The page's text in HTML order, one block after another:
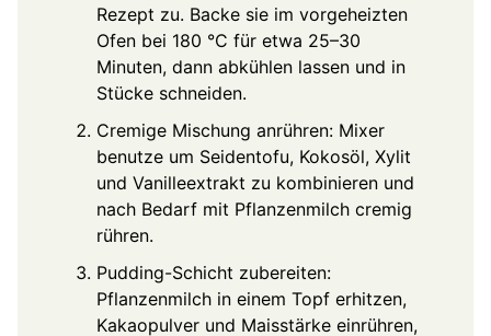
Rezept zu. Backe sie im vorgeheizten
Ofen bei 180 °C für etwa 25–30
Minuten, dann abkühlen lassen und in
Stücke schneiden.
Cremige Mischung anrühren: Mixer
benutze um Seidentofu, Kokosöl, Xylit
und Vanilleextrakt zu kombinieren und
nach Bedarf mit Pflanzenmilch cremig
rühren.
Pudding-Schicht zubereiten:
Pflanzenmilch in einem Topf erhitzen,
Kakaopulver und Maisstärke einrühren,